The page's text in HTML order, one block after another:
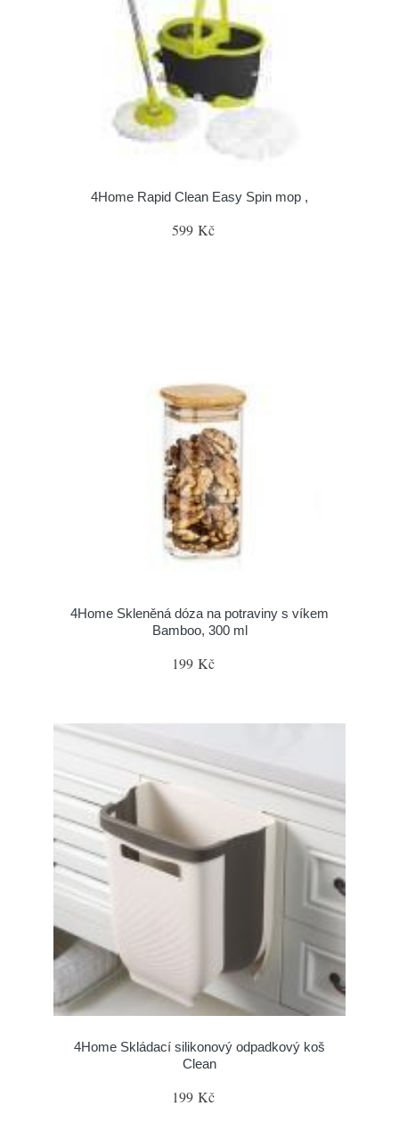
4Home Rapid Clean Easy Spin mop ,
599 Kč
4Home Skleněná dóza na potraviny s víkem
Bamboo, 300 ml
199 Kč
4Home Skládací silikonový odpadkový koš
Clean
199 Kč